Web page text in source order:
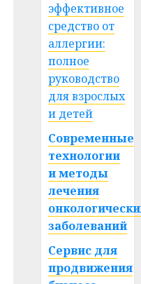
эффективное
средство от
аллергии:
полное
руководство
для взрослых
и детей
Современные
технологии
и методы
лечения
заболеваний
Сервис для
продвижения